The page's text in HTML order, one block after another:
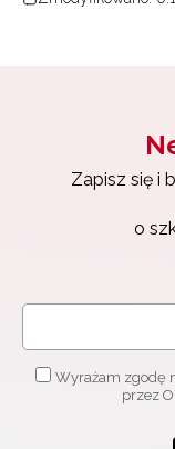
Zapisz się i
o
Wyrażam zgodę
przez